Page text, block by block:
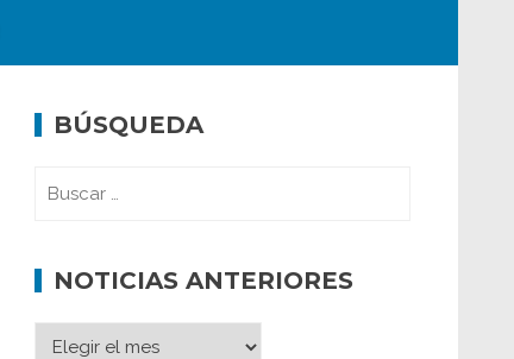
BÚSQUEDA
NOTICIAS ANTERIORES